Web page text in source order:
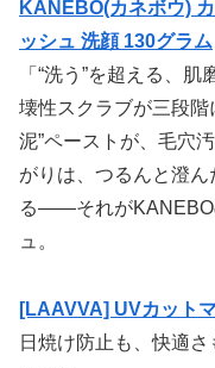
KANEBO(カネボウ)
ッシュ 洗顔 130グラム
「“洗う”を超える、
壊性スクラブが三段階
泥”ペーストが、毛穴
がりは、つるんと澄
る——それがKANEBO
ュ。
[LAAVVA] UVカット
日焼け防止も、快適